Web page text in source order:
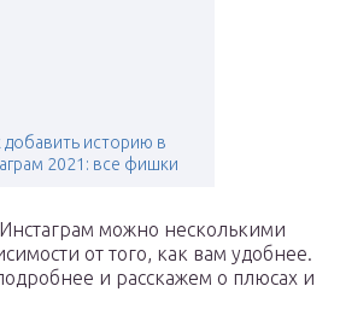
добавить историю в
2021: все фишки
можно несколькими
от того, как вам удобнее.
и расскажем о плюсах и